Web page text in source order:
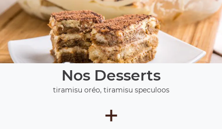
Nos Desserts
tiramisu oréo, tiramisu speculoos
+